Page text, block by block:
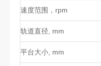
速度范围，rpm
轨道直径, mm
平台大小, mm